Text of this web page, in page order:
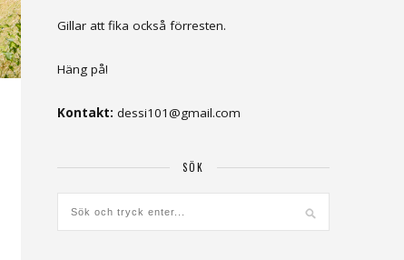
Gillar att fika också förresten.
Häng på!
Kontakt: dessi101@gmail.com
SÖK